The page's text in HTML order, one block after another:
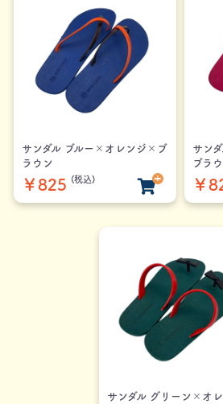
サンダル ブルー×オレンジ×ブ
ラウン
￥825 (税込)
サン
ブラ
￥
サンダル グリーン×オ